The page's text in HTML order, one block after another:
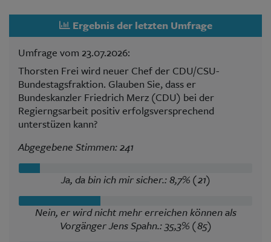
Ergebnis der letzten Umfrage
Umfrage vom 23.07.2026:
Thorsten Frei wird neuer Chef der CDU/CSU-
Bundestagsfraktion. Glauben Sie, dass er
Bundeskanzler Friedrich Merz (CDU) bei der
Regierngsarbeit positiv erfolgsversprechend
unterstüzen kann?
Abgegebene Stimmen: 241
Ja, da bin ich mir sicher.: 8,7% (21)
Nein, er wird nicht mehr erreichen können als
Vorgänger Jens Spahn.: 35,3% (85)